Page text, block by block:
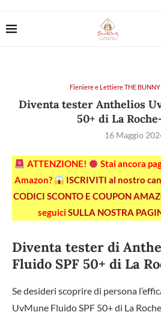
Fieniere e Lettiere THE
Diventa tester Anthelios
50+ di La
16 Maggio
ATTENZIONE!
Stai ancora
Amazon?
ISCRIVITI al nostro
CODICI SCONTO E COUPON
seguiciSULLA NOSTRA
Diventa tester di
Fluido SPF 50+ di La
Se desideri scoprire di persona
UvMune Fluido SPF 50+ di La